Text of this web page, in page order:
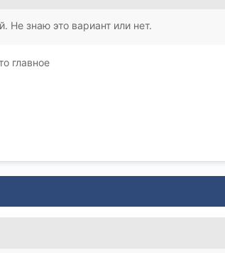
Не знаю это вариант или нет.
главное